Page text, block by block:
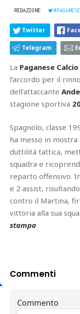
REDAZIONE
Twitter
Telegram
La Paganese
l’accordo per il
dell’attaccante
stagione sportiva
Spagnolo, classe
ha messo in
duttilità tattica,
squadra e
reparto offensivo.
e 2 assist,
contro il Martina,
vittoria alla sua
stampa
Commenti